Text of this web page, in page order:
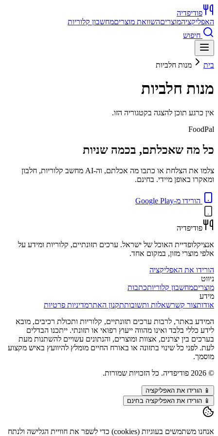
פודיפדיה
האפליקציהמוצריםהשוואת מוצריםמחשבון קלוריות
חיפוש
בית מנות חלביות
מנות חלביות
אין כרגע תוכן להצגה בקטגוריה הזו.
FoodPal
כל מה שאכלתם, בכמה שניות
צלמו את הצלחת או כתבו מה אכלתם, וה-AI מחשב קלוריות, חלבון
ומאקרו באופן מיידי. בחינם.
הורידו מ-Google Play
פודיפדיה
אנציקלופדיית האוכל של ישראל. ערכים תזונתיים, קלוריות ומידע על
אלפי מוצרי מזון, במקום אחד.
הורידו את האפליקציה
ניווט
מוצריםמחשבון קלוריותכתבות
מידע
אודותצור קשרשאלות ותשובותתקנון האתרמדיניות פרטיות
המידע באתר, לרבות ערכים תזונתיים, קלוריות ותכולת רכיבים, מובא
לידע כללי בלבד ואינו מהווה ייעוץ רפואי או תזונתי. ייתכנו הבדלים
בערכים בין יצרנים, אצוות ומוצרים, והנתונים עשויים להשתנות מעת
לעת. לפני כל שינוי בתזונה או באורח החיים מומלץ להיוועץ באיש מקצוע
מוסמך.
©
2026 פודיפדיה. כל הזכויות שמורות.
📱 הורידו את האפליקציה
📱 הורידו את האפליקציה בחינם
אנחנו משתמשים בעוגיות (cookies) כדי לשפר את חוויית הגלישה ולנתח